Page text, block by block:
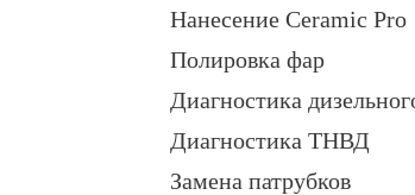
Нанесение Ceramic Pro
Полировка фар
Диагностика
Диагностика ТНВД
Замена патрубков